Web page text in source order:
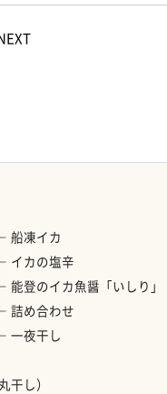
船凍イカ
イカの塩辛
能登のイカ魚醤「いしり」
詰め合わせ
一夜干し
し）